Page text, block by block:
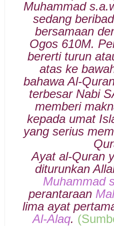
Muhammad
sedang
bersamaan
Ogos 610M.
bererti turun
atas ke
bahawa Al-
terbesar Nabi
memberi
kepada umat
yang serius
Ayat al-Quran
diturunkan
Muhammad
perantaraan
lima ayat
Al-Alaq.